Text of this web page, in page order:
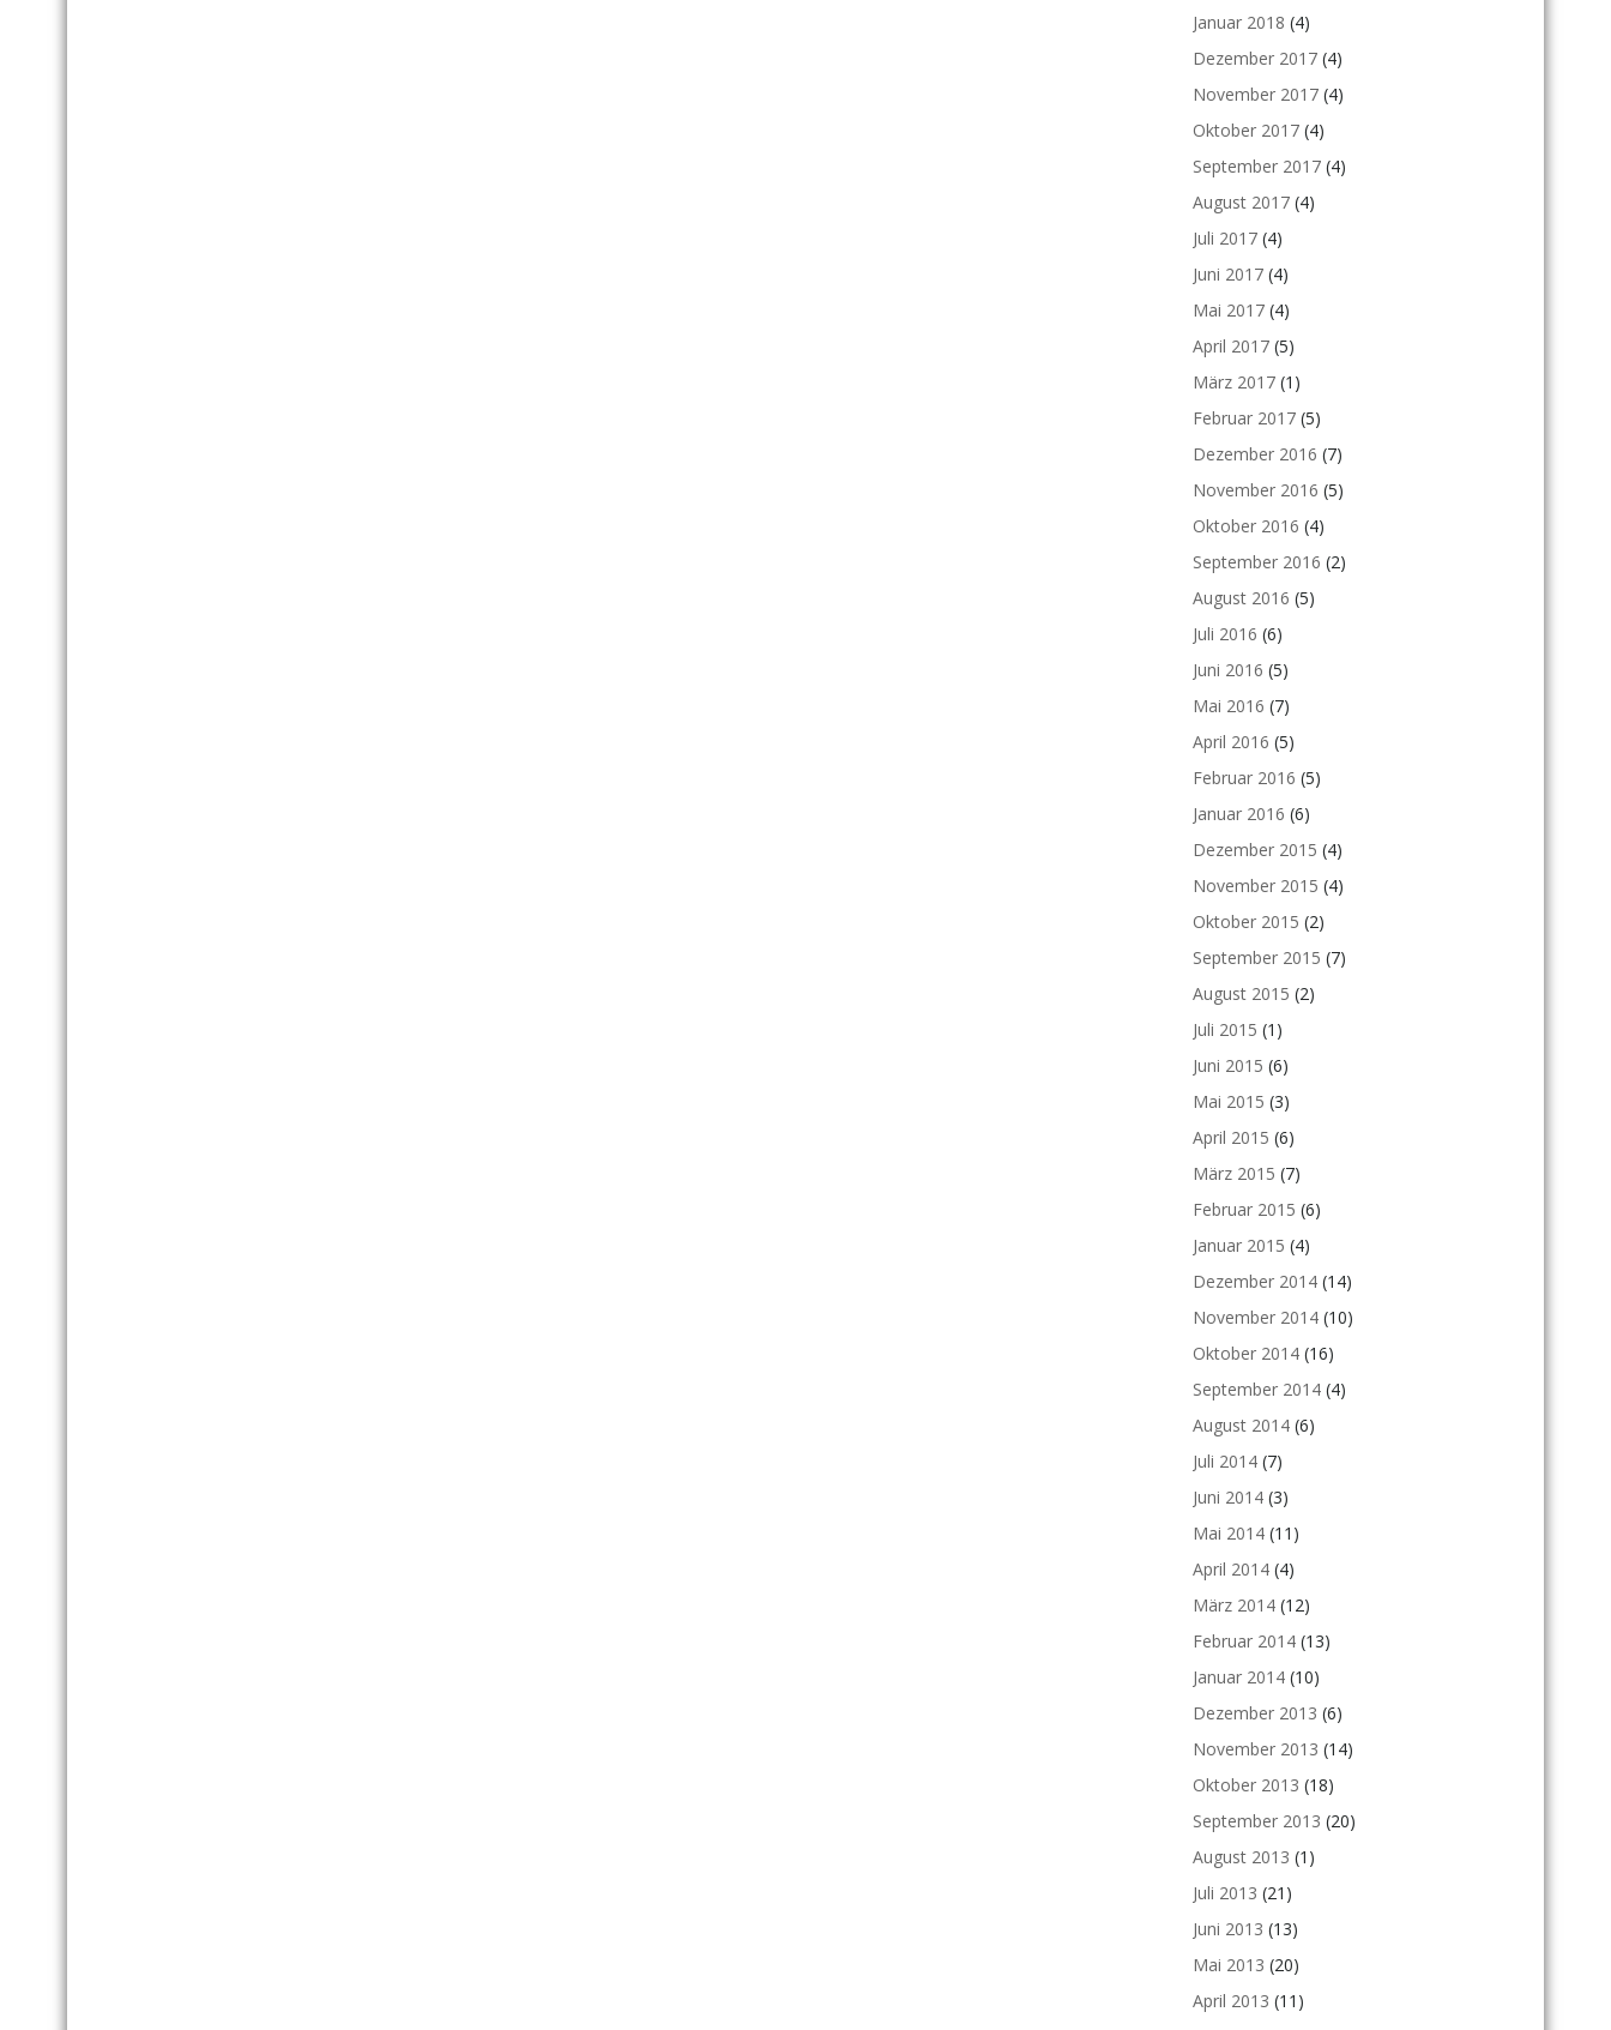
Januar 2018 (4)
Dezember 2017 (4)
November 2017 (4)
Oktober 2017 (4)
September 2017 (4)
August 2017 (4)
Juli 2017 (4)
Juni 2017 (4)
Mai 2017 (4)
April 2017 (5)
März 2017 (1)
Februar 2017 (5)
Dezember 2016 (7)
November 2016 (5)
Oktober 2016 (4)
September 2016 (2)
August 2016 (5)
Juli 2016 (6)
Juni 2016 (5)
Mai 2016 (7)
April 2016 (5)
Februar 2016 (5)
Januar 2016 (6)
Dezember 2015 (4)
November 2015 (4)
Oktober 2015 (2)
September 2015 (7)
August 2015 (2)
Juli 2015 (1)
Juni 2015 (6)
Mai 2015 (3)
April 2015 (6)
März 2015 (7)
Februar 2015 (6)
Januar 2015 (4)
Dezember 2014 (14)
November 2014 (10)
Oktober 2014 (16)
September 2014 (4)
August 2014 (6)
Juli 2014 (7)
Juni 2014 (3)
Mai 2014 (11)
April 2014 (4)
März 2014 (12)
Februar 2014 (13)
Januar 2014 (10)
Dezember 2013 (6)
November 2013 (14)
Oktober 2013 (18)
September 2013 (20)
August 2013 (1)
Juli 2013 (21)
Juni 2013 (13)
Mai 2013 (20)
April 2013 (11)